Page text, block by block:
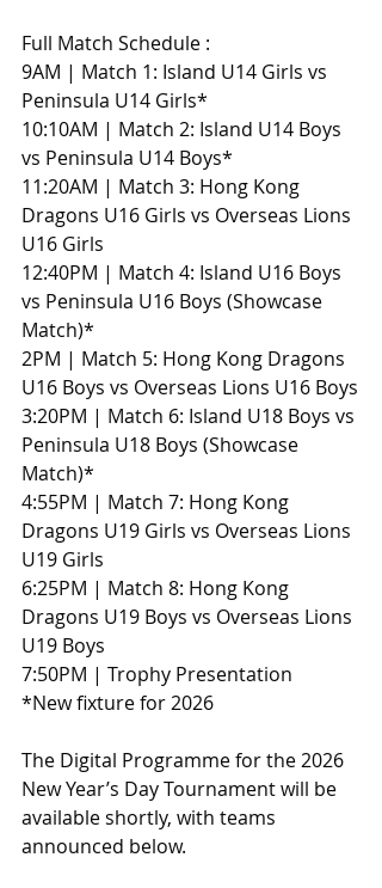
Full Match Schedule :
9AM | Match 1: Island U14 Girls vs
Peninsula U14 Girls*
10:10AM | Match 2: Island U14 Boys
vs Peninsula U14 Boys*
11:20AM | Match 3: Hong Kong
Dragons U16 Girls vs Overseas Lions
U16 Girls
12:40PM | Match 4: Island U16 Boys
vs Peninsula U16 Boys (Showcase
Match)*
2PM | Match 5: Hong Kong Dragons
U16 Boys vs Overseas Lions U16 Boys
3:20PM | Match 6: Island U18 Boys vs
Peninsula U18 Boys (Showcase
Match)*
4:55PM | Match 7: Hong Kong
Dragons U19 Girls vs Overseas Lions
U19 Girls
6:25PM | Match 8: Hong Kong
Dragons U19 Boys vs Overseas Lions
U19 Boys
7:50PM | Trophy Presentation
*New fixture for 2026
The Digital Programme for the 2026
New Year’s Day Tournament will be
available shortly, with teams
announced below.